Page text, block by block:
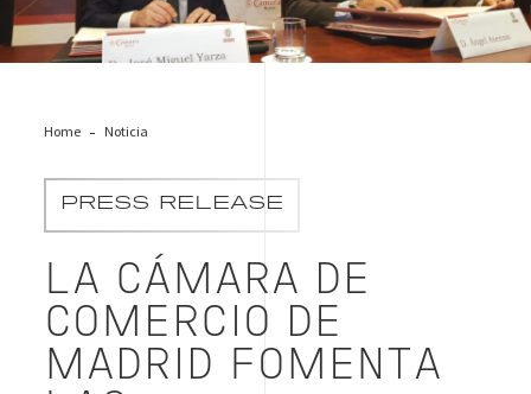
Home Noticia
PRESS RELEASE
LA CÁMARA DE
COMERCIO DE
MADRID FOMENTA